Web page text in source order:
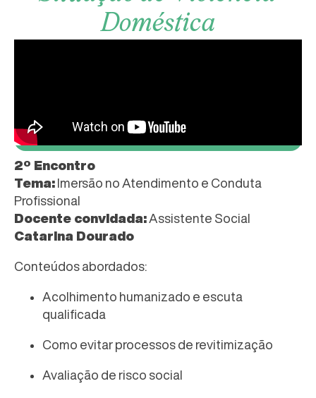
Doméstica
2º Encontro
Tema: Imersão no Atendimento e Conduta
Profissional
Docente convidada: Assistente Social
Catarina Dourado
Conteúdos abordados:
Acolhimento humanizado e escuta
qualificada
Como evitar processos de revitimização
Avaliação de risco social